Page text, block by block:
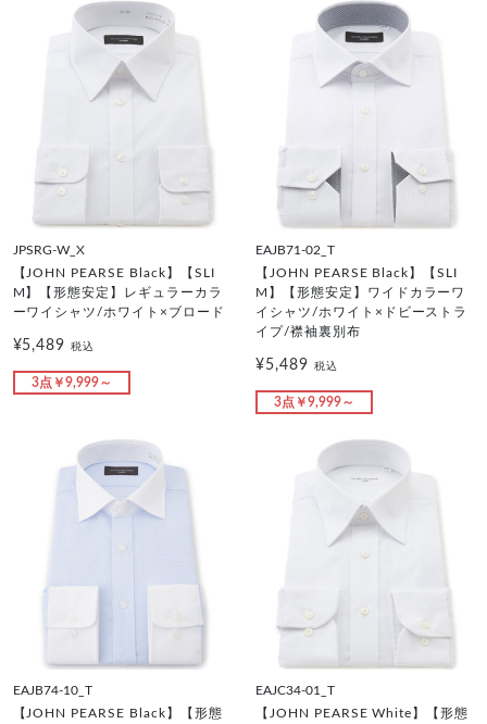
JPSRG-W_X
【JOHN PEARSE Black】【SLI
M】【形態安定】レギュラーカラ
ーワイシャツ/ホワイト×ブロード
¥5,489税込
3点￥9,999～
EAJB71-02_T
【JOHN PEARSE Black】【SLI
M】【形態安定】ワイドカラーワ
イシャツ/ホワイト×ドビーストラ
イプ/襟袖裏別布
¥5,489 税込
3点￥9,999～
EAJB74-10_T
【JOHN PEARSE Black】【形態
EAJC34-01_T
【JOHN PEARSE White】【形態